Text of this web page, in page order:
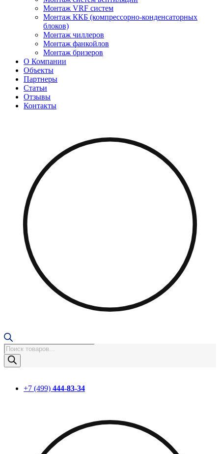
Монтаж VRF систем
Монтаж ККБ (компрессорно-конденсаторных
блоков)
Монтаж чиллеров
Монтаж фанкойлов
Монтаж бризеров
О Компании
Объекты
Партнеры
Статьи
Отзывы
Контакты
Поиск
товаров
+7 (499) 444-83-34